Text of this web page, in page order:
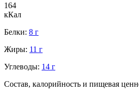
164
кКал
Белки: 8 г
Жиры: 11 г
Углеводы: 14 г
Состав, калорийность и пищевая